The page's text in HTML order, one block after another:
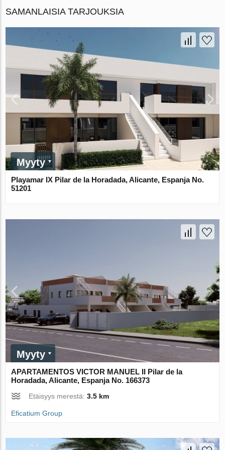
SAMANLAISIA TARJOUKSIA
Myyty
Playamar IX Pilar de la Horadada, Alicante, Espanja No.
51201
Myyty
APARTAMENTOS VICTOR MANUEL II Pilar de la
Horadada, Alicante, Espanja No. 166373
Etäisyys merestä:3.5 km
Eficatium Group